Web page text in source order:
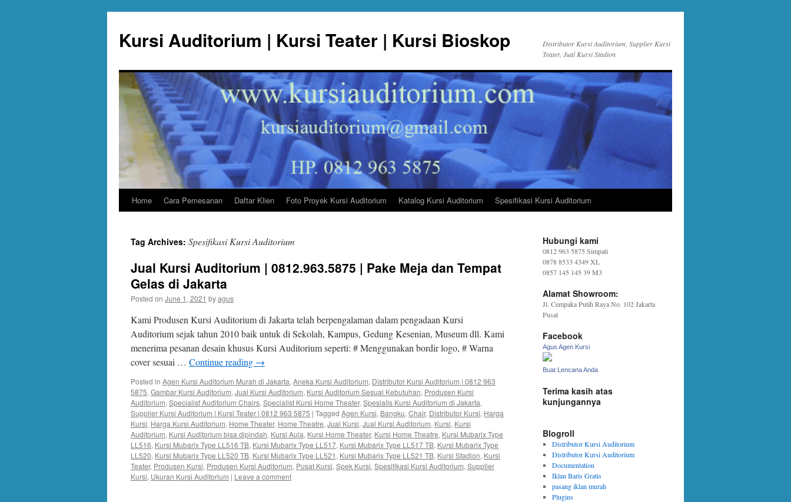
content
Kursi Auditorium | Kursi Teater | Kursi Bioskop
Distributor Kursi Auditorium, Supplier Kursi
Teater, Jual Kursi Stadion
Home Cara Pemesanan Daftar Klien Foto Proyek Kursi Auditorium Katalog Kursi Auditorium Spesifikasi Kursi Auditorium
Tag Archives: Spesifikasi Kursi Auditorium
Jual Kursi Auditorium | 0812.963.5875 | Pake Meja dan Tempat
Gelas di Jakarta
Posted on June 1, 2021 byagus
Kami Produsen Kursi Auditorium di Jakarta telah berpengalaman dalam pengadaan Kursi
Auditorium sejak tahun 2010 baik untuk di Sekolah, Kampus, Gedung Kesenian, Museum dll. Kami
menerima pesanan desain khusus Kursi Auditorium seperti: # Menggunakan bordir logo, # Warna
cover sesuai … Continue reading →
Posted in Agen Kursi Auditorium Murah di Jakarta, Aneka Kursi Auditorium, Distributor Kursi Auditorium | 0812 963
5875, Gambar Kursi Auditorium, Jual Kursi Auditorium, Kursi Auditorium Sesuai Kebutuhan, Produsen Kursi
Auditorium, Specialist Auditorium Chairs, Specialist Kursi Home Theater, Spesialis Kursi Auditorium di Jakarta,
Supplier Kursi Auditorium | Kursi Teater | 0812 963 5875 | Tagged Agen Kursi, Bangku, Chair, Distributor Kursi, Harga
Kursi, Harga Kursi Auditorium, Home Theater, Home Theatre, Jual Kursi, Jual Kursi Auditorium, Kursi, Kursi
Auditorium, Kursi Auditorium bisa dipindah, Kursi Aula, Kursi Home Theater, Kursi Home Theatre, Kursi Mubarix Type
LL516, Kursi Mubarix Type LL516 TB, Kursi Mubarix Type LL517, Kursi Mubarix Type LL517 TB, Kursi Mubarix Type
LL520, Kursi Mubarix Type LL520 TB, Kursi Mubarix Type LL521 , Kursi Mubarix Type LL521 TB, Kursi Stadion, Kursi
Teater, Produsen Kursi, Produsen Kursi Auditorium, Pusat Kursi, Spek Kursi, Spesifikasi Kursi Auditorium, Supplier
Kursi, Ukuran Kursi Auditorium | Leave a comment
Hubungi kami
0812 963 5875 Simpati
0878 8533 4349 XL
0857 145 145 39 M3
Alamat Showroom:
Jl. Cempaka Putih Raya No. 102 Jakarta
Pusat
Facebook
Agus Agen Kursi
Buat Lencana Anda
Terima kasih atas
kunjungannya
Blogroll
Distributor Kursi Auditorium
Distributor Kursi Auditorium
Documentation
Iklan Baris Gratis
pasang iklan murah
Plugins